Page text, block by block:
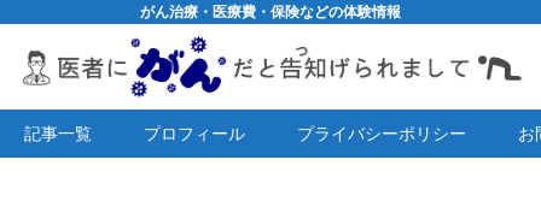
がん治療・医療費・保険などの体験情報
記事一覧 プロフィール プライバシーポリシー お